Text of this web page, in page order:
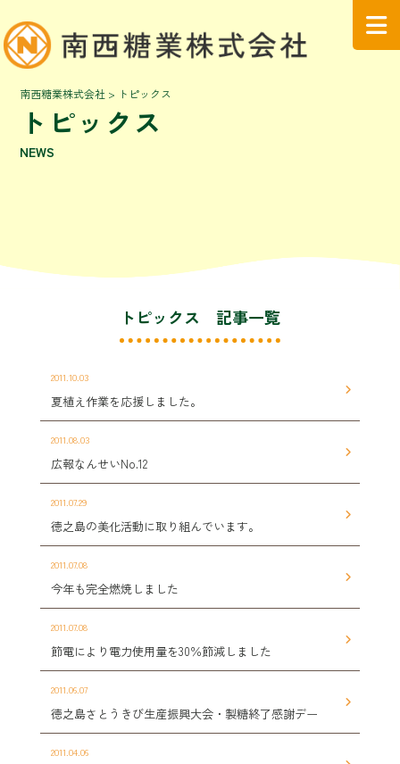
トピックス
NEWS
南西糖業株式会社 > トピックス
トピックス 記事一覧
2011.10.03
夏植え作業を応援しました。
2011.08.03
広報なんせいNo.12
2011.07.29
徳之島の美化活動に取り組んでいます。
2011.07.08
今年も完全燃焼しました
2011.07.08
節電により電力使用量を30％節減しました
2011.06.07
徳之島さとうきび生産振興大会・製糖終了感謝デー
2011.04.06